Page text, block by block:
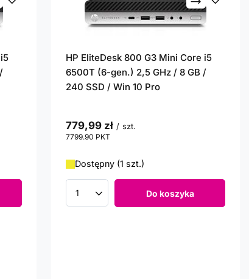
HP EliteDesk 800 G3 Mini Core i5
6500T (6-gen.) 2,5 GHz / 8 GB /
240 SSD / Win 10 Pro
779,99 zł / szt.
7799.90 PKT
Dostępny (1 szt.)
Ilość produktów Do koszyka